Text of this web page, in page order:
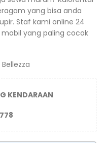
yang bisa anda
Staf kami online 24
yang paling cocok
KENDARAAN